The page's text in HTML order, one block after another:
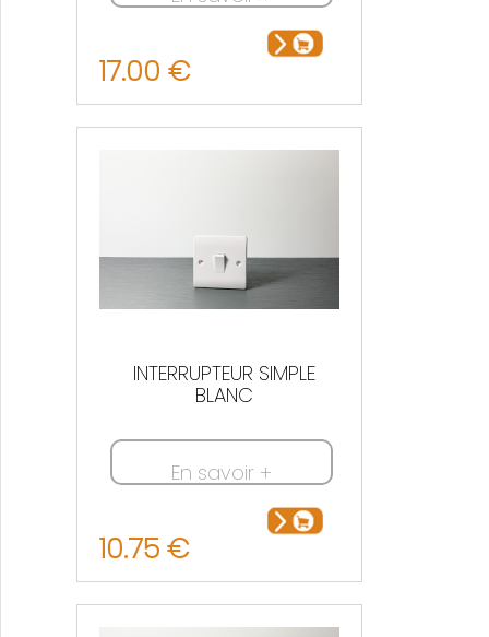
17.00 €
INTERRUPTEUR SIMPLE
BLANC
En savoir +
10.75 €